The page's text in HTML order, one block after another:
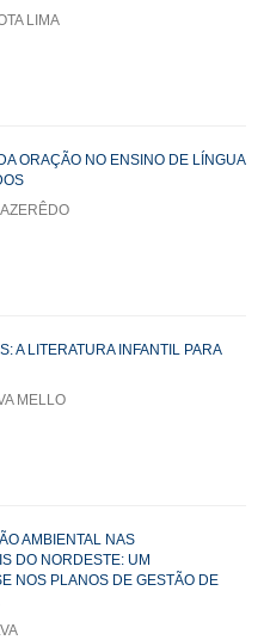
LIMA
ORAÇÃO NO ENSINO DE LÍNGUA
A LITERATURA INFANTIL PARA
MELLO
AMBIENTAL NAS
DO NORDESTE: UM
NOS PLANOS DE GESTÃO DE